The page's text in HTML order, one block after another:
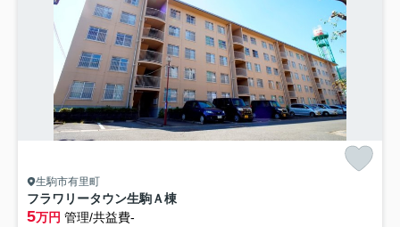
生駒市有里町
フラワリータウン生駒Ａ棟
5万円 管理/共益費-